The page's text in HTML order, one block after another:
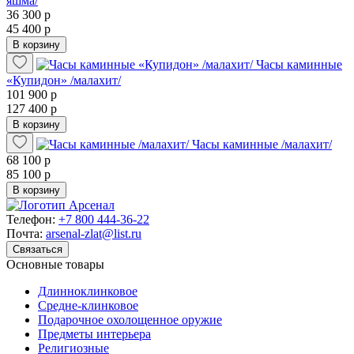
36 300 р
45 400 р
В корзину
Часы каминные
«Купидон» /малахит/
101 900 р
127 400 р
В корзину
Часы каминные /малахит/
68 100 р
85 100 р
В корзину
Телефон: +7 800 444-36-22
Почта: arsenal-zlat@list.ru
Связаться
Основные товары
Длинноклинковое
Средне-клинковое
Подарочное охолощенное оружие
Предметы интерьера
Религиозные